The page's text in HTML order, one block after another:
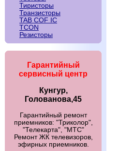
Тиристоры
Транзисторы
TAB COF IC
TCON
Резисторы
Гарантийный
сервисный центр
Кунгур,
Голованова,45
Гарантийный ремонт
приемников: "Триколор",
"Телекарта", "МТС"
Ремонт ЖК телевизоров,
эфирных приемников.